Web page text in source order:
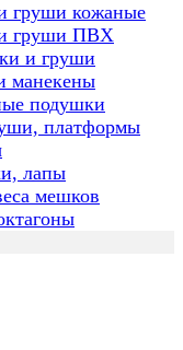
груши кожаные
груши ПВХ
и груши
манекены
подушки
платформы
лапы
мешков